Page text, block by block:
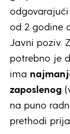
od 2 godine
Javni poziv.
potrebno je
ima
zaposlenog
na puno
prethodi